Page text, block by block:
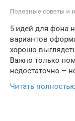
Полезные советы и
5 идей для фона
вариантов
хорошо
Важно только
недостаточно –
Читать